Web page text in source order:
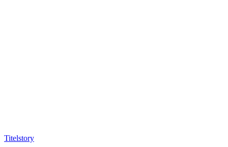
Titelstory